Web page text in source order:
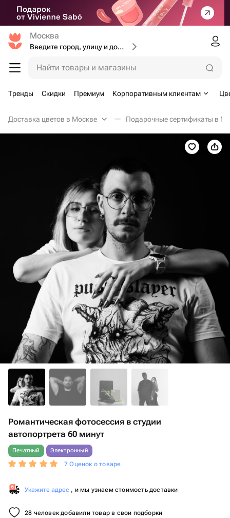
Москва
Введите город, улицу и дом доставки
Найти товары и магазины
Тренды Скидки Премиум Корпоративным клиентам
Доставка цветов в Москве Подарочные сертификаты в
Романтическая фотосессия в студии
автопортрета 60 минут
Печатный Электронный
7 Оценок о товаре
Укажите адрес , и мы узнаем стоимость доставки
28 человек добавили товар в свои подборки